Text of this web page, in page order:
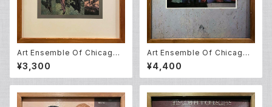
Art Ensemble Of Chicago –
Message To Our Folks (L
P)
¥3,300
Art Ensemble Of Chicago –
Full Force (LP)
¥4,400